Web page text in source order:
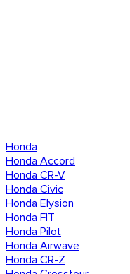
Honda
Honda Accord
Honda CR-V
Honda Civic
Honda Elysion
Honda FIT
Honda Pilot
Honda Airwave
Honda CR-Z